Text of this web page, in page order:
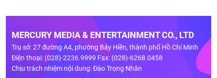
MERCURY MEDIA & ENTERTAINMENT CO., LTD
Trụ sở: 27 đường A4, phường Bảy Hiền, thành phố Hồ Chí Minh
Điện thoại: (028)-2236.9999 Fax: (028)-6268.0458
Chịu trách nhiệm nội dung: Đào Trọng Nhân